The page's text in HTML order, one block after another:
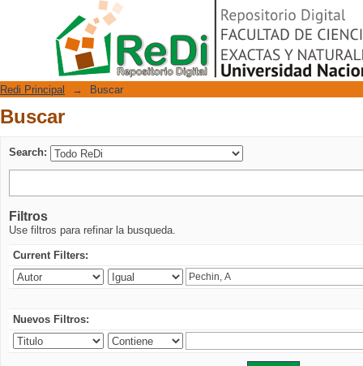
Repositorio Digital
Redi Principal → Buscar
Buscar
Search:
Filtros
Use filtros para refinar la busqueda.
Current Filters:
Nuevos Filtros: